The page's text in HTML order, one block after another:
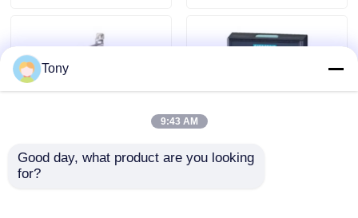
Contacte-nos
Módulos PLC Allen Bradley
Original MACIO do
Tony
9:43 AM
Good day, what product are you looking
for?